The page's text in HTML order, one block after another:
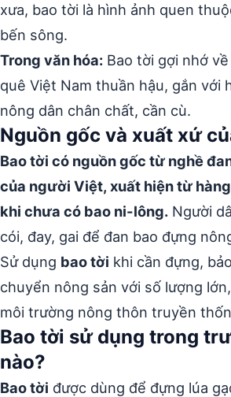
xưa, bao tời là hình ảnh quen
bến sông.
Trong văn hóa: Bao tời gợi nhớ
quê Việt Nam thuần hậu, gắn với
nông dân chân chất, cần cù.
Nguồn gốc và xuất xứ
Bao tời có nguồn gốc từ nghề
của người Việt, xuất hiện từ
khi chưa có bao ni-lông. Người
cói, đay, gai để đan bao đựng
Sử dụng bao tời khi cần đựng,
chuyển nông sản với số lượng
môi trường nông thôn truyền
Bao tời sử dụng trong
nào?
Bao tời được dùng để đựng lúa